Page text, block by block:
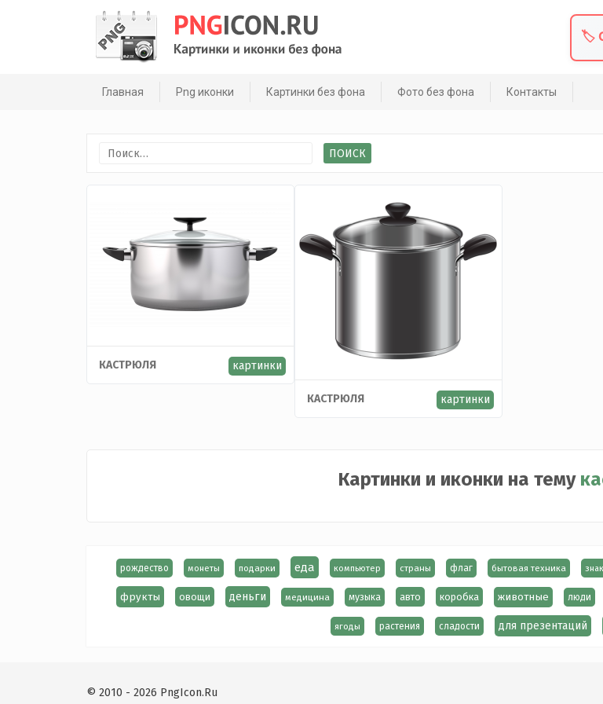
🏷️
Главная Png иконки Картинки без фона Фото без фона Контакты
Найти:
КАСТРЮЛЯ картинки
КАСТРЮЛЯ картинки
Картинки и иконки на тему
рождество монеты подарки еда компьютер страны флаг бытовая техника
фрукты овощи деньги медицина музыка авто коробка животные люди
ягоды растения сладости для презентаций
© 2010 - 2026 PngIcon.Ru